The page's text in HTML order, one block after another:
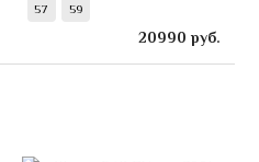
57 59
20990 руб.